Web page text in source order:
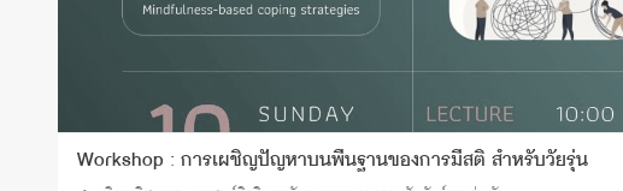
Workshop : การเผชิญปัญหาบนพื้นฐานของการมีสติ สำหรับวัยรุ่น